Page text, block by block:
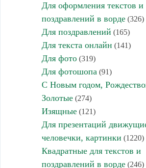
Для оформления текстов и
поздравлений в ворде(326)
Для поздравлений (165)
Для текста онлайн (141)
Для фото(319)
Для фотошопа (91)
С Новым годом,
Золотые(274)
Изящные(121)
Для презентаций
человечки, картинки (1220)
Квадратные для текстов и
поздравлений в ворде(246)